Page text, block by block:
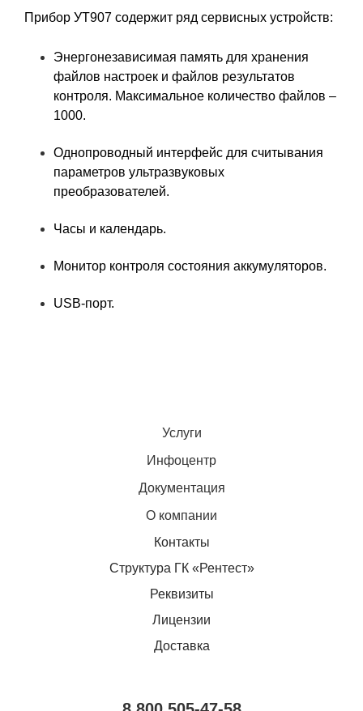
Прибор УТ907 содержит ряд сервисных устройств:
Энергонезависимая память для хранения
файлов настроек и файлов результатов
контроля. Максимальное количество файлов –
1000.
Однопроводный интерфейс для считывания
параметров ультразвуковых
преобразователей.
Часы и календарь.
Монитор контроля состояния аккумуляторов.
USB-порт.
Услуги
Инфоцентр
Документация
О компании
Контакты
Структура ГК «Рентест»
Реквизиты
Лицензии
Доставка